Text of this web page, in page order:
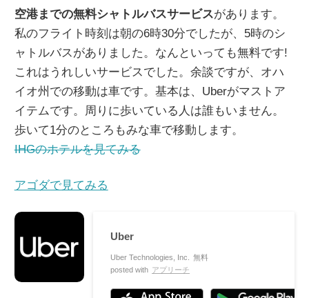
空港までの無料シャトルバスサービスがあります。
私のフライト時刻は朝の6時30分でしたが、5時のシ
ャトルバスがありました。なんといっても無料です!
これはうれしいサービスでした。余談ですが、オハ
イオ州での移動は車です。基本は、Uberがマストア
イテムです。周りに歩いている人は誰もいません。
歩いて1分のところもみな車で移動します。
IHGのホテルを見てみる
アゴダで見てみる
Uber
Uber Technologies, Inc.
無料
posted with アプリーチ